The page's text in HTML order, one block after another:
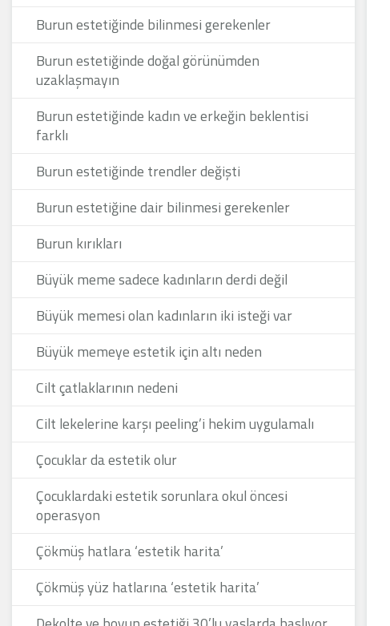
Burun estetiğinde bilinmesi gerekenler
Burun estetiğinde doğal görünümden
uzaklaşmayın
Burun estetiğinde kadın ve erkeğin beklentisi
farklı
Burun estetiğinde trendler değişti
Burun estetiğine dair bilinmesi gerekenler
Burun kırıkları
Büyük meme sadece kadınların derdi değil
Büyük memesi olan kadınların iki isteği var
Büyük memeye estetik için altı neden
Cilt çatlaklarının nedeni
Cilt lekelerine karşı peeling’i hekim uygulamalı
Çocuklar da estetik olur
Çocuklardaki estetik sorunlara okul öncesi
operasyon
Çökmüş hatlara ‘estetik harita’
Çökmüş yüz hatlarına ‘estetik harita’